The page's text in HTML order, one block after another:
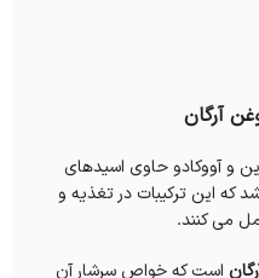
آرگان
و آووکادو حاوی اسیدهای
که این ترکیبات در تغذیه و
می کنند.
است که خواص سرشار آن